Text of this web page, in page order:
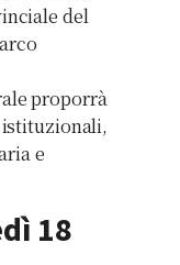
del
proporrà
e
18